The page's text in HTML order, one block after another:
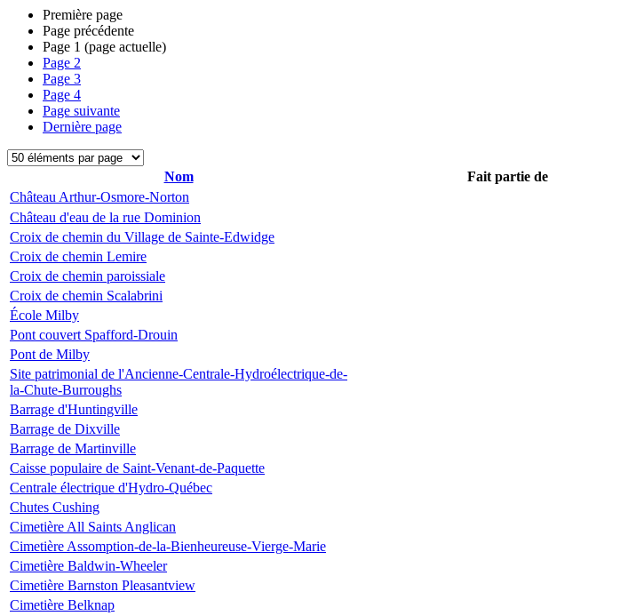
Première page
Page précédente
Page 1 (page actuelle)
Page 2
Page 3
Page 4
Page suivante
Dernière page
Nom Fait partie de
Château Arthur-Osmore-Norton
Château d'eau de la rue Dominion
Croix de chemin du Village de Sainte-Edwidge
Croix de chemin Lemire
Croix de chemin paroissiale
Croix de chemin Scalabrini
École Milby
Pont couvert Spafford-Drouin
Pont de Milby
Site patrimonial de l'Ancienne-Centrale-Hydroélectrique-de-
la-Chute-Burroughs
Barrage d'Huntingville
Barrage de Dixville
Barrage de Martinville
Caisse populaire de Saint-Venant-de-Paquette
Centrale électrique d'Hydro-Québec
Chutes Cushing
Cimetière All Saints Anglican
Cimetière Assomption-de-la-Bienheureuse-Vierge-Marie
Cimetière Baldwin-Wheeler
Cimetière Barnston Pleasantview
Cimetière Belknap